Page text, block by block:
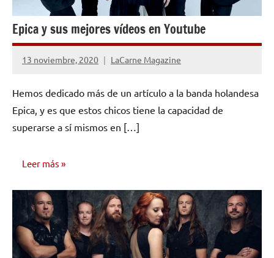
Epica y sus mejores vídeos en Youtube
13 noviembre, 2020 LaCarne Magazine
No
comentarios
Hemos dedicado más de un artículo a la banda holandesa
Epica, y es que estos chicos tiene la capacidad de
superarse a sí mismos en […]
Leer más
INVESTIGACIÓN
MUSICAL